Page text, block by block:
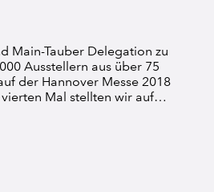
Main-Tauber Delegation zu
Ausstellern aus über 75
der Hannover Messe 2018
Mal stellten wir auf…